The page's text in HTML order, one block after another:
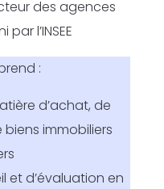
des agences
l’INSEE
:
d’achat, de
immobiliers
et d’évaluation en